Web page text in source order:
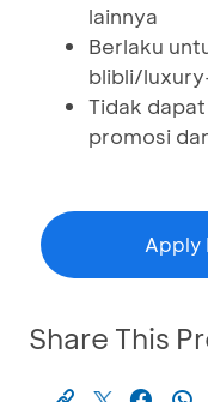
lainnya
Berlaku
blibli/
Tidak
promosi
Apply
Share This